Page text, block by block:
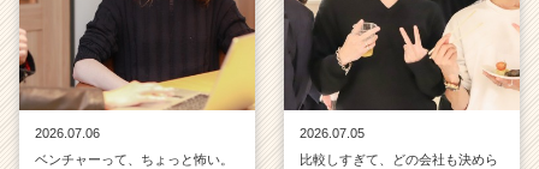
2026.07.06
ベンチャーって、ちょっと怖い。
2026.07.05
比較しすぎて、どの会社も決めら